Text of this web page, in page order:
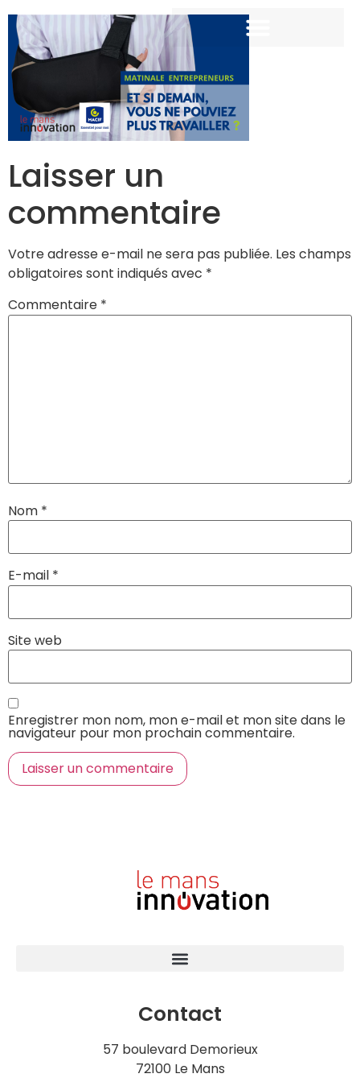
Laisser un
commentaire
Votre adresse e-mail ne sera pas publiée. Les champs
obligatoires sont indiqués avec *
Commentaire *
Nom *
E-mail *
Site web
Enregistrer mon nom, mon e-mail et mon site dans le
navigateur pour mon prochain commentaire.
Contact
57 boulevard Demorieux
72100 Le Mans